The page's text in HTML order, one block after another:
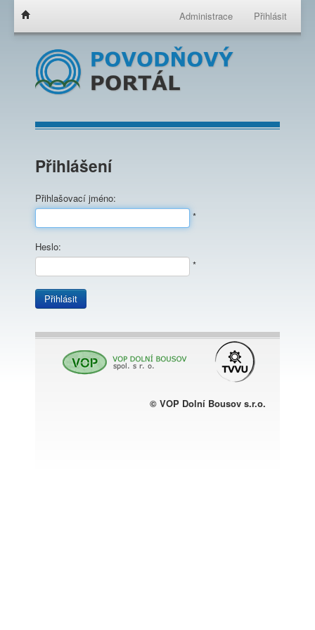
Administrace Přihlásit
Přihlášení
Přihlašovací jméno:
*
Heslo:
*
Přihlásit
© VOP Dolní Bousov s.r.o.